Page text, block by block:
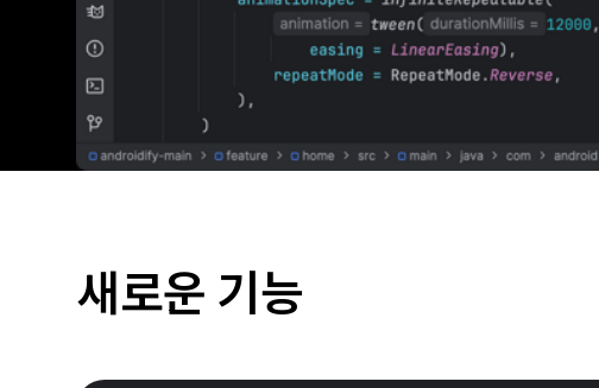
새로운 기능